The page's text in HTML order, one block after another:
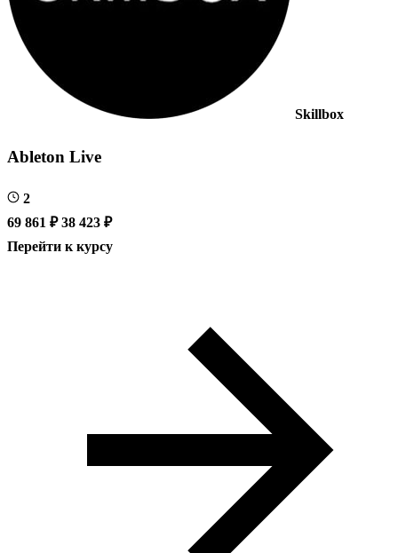
Skillbox
Ableton Live
2
69 861 ₽ 38 423 ₽
Перейти к курсу